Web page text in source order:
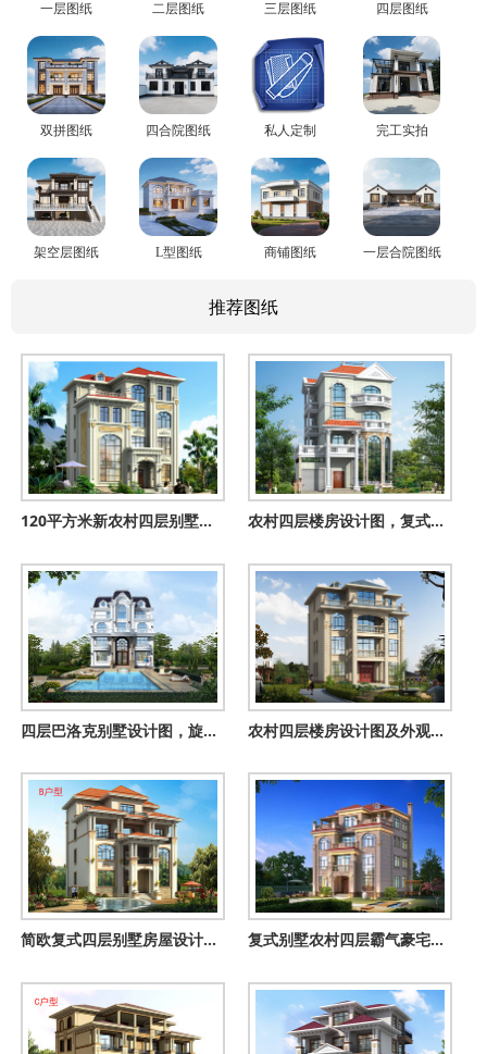
一层图纸 二层图纸 三层图纸 四层图纸
双拼图纸 四合院图纸 私人定制 完工实拍
架空层图纸 L型图纸 商铺图纸 一层合院图纸
推荐图纸
120平方米新农村四层别墅设计图纸12X10米50万以内 农村四层楼房设计图，复式结构、客厅中空，外观效果图+全套图
四层巴洛克别墅设计图，旋转楼梯搭配超大挑空客厅，很有气势 农村四层楼房设计图及外观效果图，造价60万左右
简欧复式四层别墅房屋设计图，外观图高端、大气 复式别墅农村四层霸气豪宅设计图纸，建好你就是村里第一